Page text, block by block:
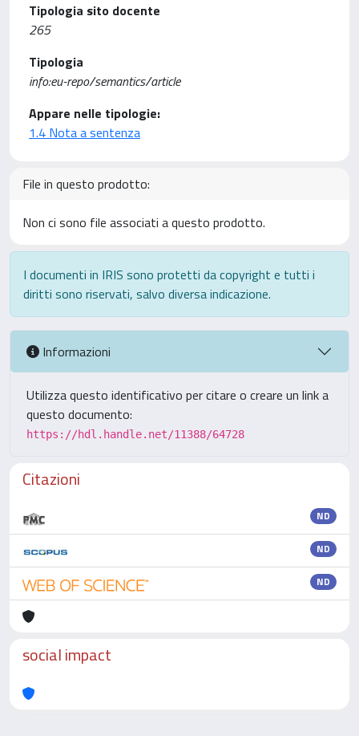
Tipologia sito docente
265
Tipologia
info:eu-repo/semantics/article
Appare nelle tipologie:
1.4 Nota a sentenza
File in questo prodotto:
Non ci sono file associati a questo prodotto.
I documenti in IRIS sono protetti da copyright e tutti i
diritti sono riservati, salvo diversa indicazione.
Informazioni
Utilizza questo identificativo per citare o creare un link a
questo documento:
https://hdl.handle.net/11388/64728
Citazioni
ND
ND
ND
social impact